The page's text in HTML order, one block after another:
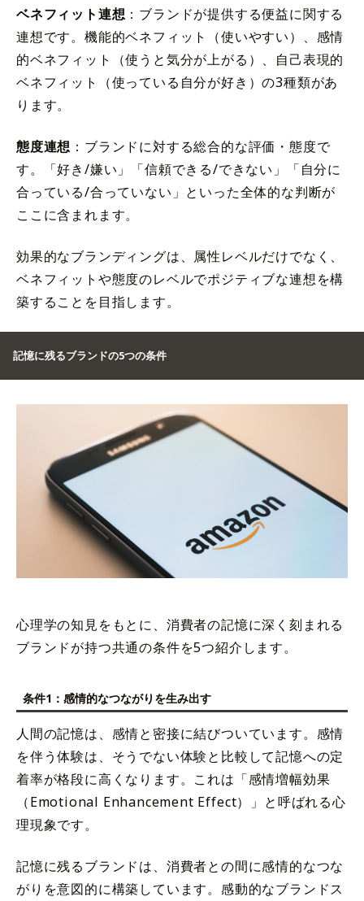
ベネフィット連想 ：ブランドが提供する便益に関する
連想です。機能的ベネフィット（使いやすい）、感情
的ベネフィット（使うと気分が上がる）、自己表現的
ベネフィット（使っている自分が好き）の3種類があ
ります。
態度連想 ：ブランドに対する総合的な評価・態度で
す。「好き/嫌い」「信頼できる/できない」「自分に
合っている/合っていない」といった全体的な判断が
ここに含まれます。
効果的なブランディングは、属性レベルだけでなく、
ベネフィットや態度のレベルでポジティブな連想を構
築することを目指します。
記憶に残るブランドの5つの条件
心理学の知見をもとに、消費者の記憶に深く刻まれる
ブランドが持つ共通の条件を5つ紹介します。
条件1：感情的なつながりを生み出す
人間の記憶は、感情と密接に結びついています。感情
を伴う体験は、そうでない体験と比較して記憶への定
着率が格段に高くなります。これは「感情増幅効果
（Emotional Enhancement Effect）」と呼ばれる心
理現象です。
記憶に残るブランドは、消費者との間に感情的なつな
がりを意図的に構築しています。感動的なブランドス